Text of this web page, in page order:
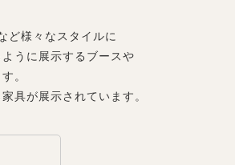
ど様々なスタイルに
うに展示するブースや
。
具が展示されています。